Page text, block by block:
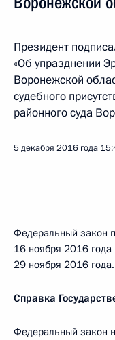
Президент
«Об упразднении
Воронежской
судебного
районного суда
5 декабря 2016 года
Федеральный закон
16 ноября 2016
29 ноября 2016 года.
Справка
Федеральный закон